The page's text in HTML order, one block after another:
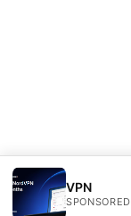
VPN
SPONSORED